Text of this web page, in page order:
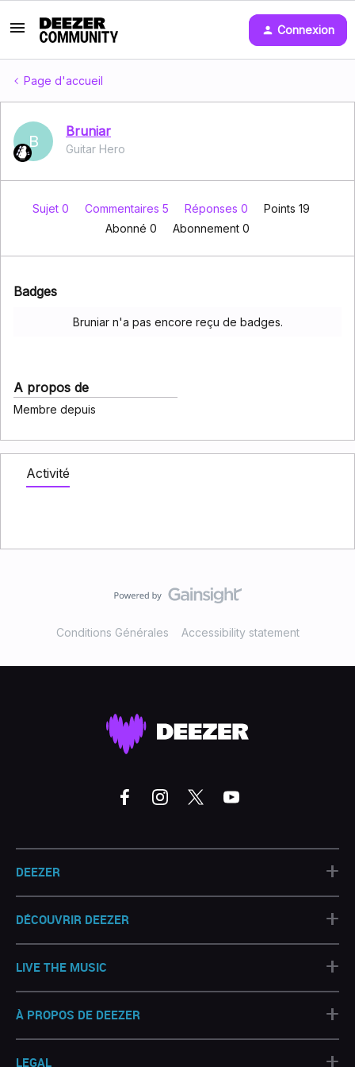
Connexion
Page d'accueil
B
Bruniar
Guitar Hero
Sujet 0 Commentaires 5 Réponses 0
Points 19
Abonné 0 Abonnement 0
Badges
Bruniar n'a pas encore reçu de badges.
A propos de
Membre depuis
Activité
Conditions Générales Accessibility statement
DEEZER +
DÉCOUVRIR DEEZER +
LIVE THE MUSIC +
À PROPOS DE DEEZER +
LEGAL +